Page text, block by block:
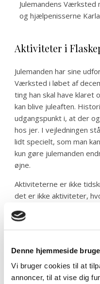
Denne hjemmeside
Vi bruger cookies til at
annoncer, til at vise dig
Julemandens Værksted
og hjælpenisserne
Aktiviteter i
Julemanden har sine
Værksted i løbet af
ting han skal have klaret
kan blive juleaften.
udgangspunkt i, at der
hos jer. I vejledningen
lidt specielt, som man
kun gøre julemanden
øjne.
Aktiviteterne er ikke
det er ikke aktiviteter,
masse ting ind til. Vi
man har derhjemme.
par dage forud – så man
juleaktiviteter og
Det får du med i